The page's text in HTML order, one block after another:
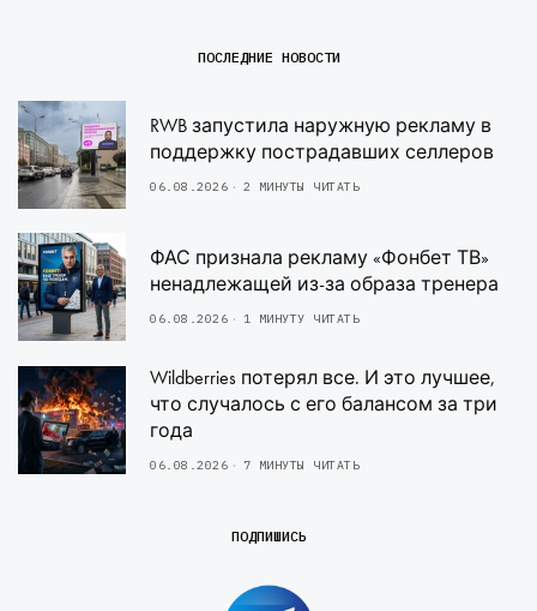
ПОСЛЕДНИЕ НОВОСТИ
RWB запустила наружную рекламу в
поддержку пострадавших селлеров
06.08.2026 2 МИНУТЫ ЧИТАТЬ
ФАС признала рекламу «Фонбет ТВ»
ненадлежащей из-за образа тренера
06.08.2026 1 МИНУТУ ЧИТАТЬ
Wildberries потерял все. И это лучшее,
что случалось с его балансом за три
года
06.08.2026 7 МИНУТЫ ЧИТАТЬ
ПОДПИШИСЬ